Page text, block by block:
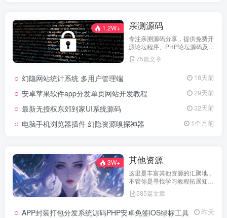
1.2W+ 亲测源码
专注亲测源码分享，提供免费开
源论坛程序、PHP论坛源码及论
坛搭建解决方案，所有源码均经
实际测试可用，助力快速搭建稳
75篇文章
幻隐网站统计系统 多用户管理端 18天前
安卓苹果软件app分发单页网站开发教程 29天前
最新无授权东郊到家UI系统源码 32天前
电脑手机浏览器插件 幻隐资源嗅探神器 1个月前
3W+ 其他资源
这里是丰富其他资源的汇聚地，
不管你是寻找学习教程拓展知
识，还是搜集各类素材激发创作
灵感，亦或是查询专业数据辅助
源定期更新、分类清晰、下载便
585篇文章
APP封装打包分发系统源码PHP安卓免签iOS绿标工具 昨天